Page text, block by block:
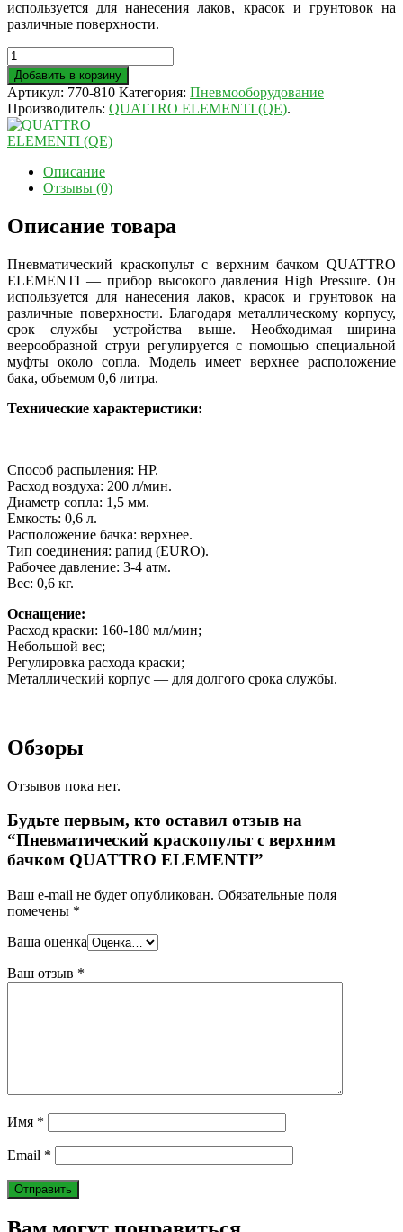
используется для нанесения лаков, красок и грунтовок на
различные поверхности.
Добавить в корзину
Артикул: 770-810 Категория: Пневмооборудование
Производитель: QUATTRO ELEMENTI (QE).
Описание
Отзывы (0)
Описание товара
Пневматический краскопульт с верхним бачком QUATTRO
ELEMENTI — прибор высокого давления High Pressure. Он
используется для нанесения лаков, красок и грунтовок на
различные поверхности. Благодаря металлическому корпусу,
срок службы устройства выше. Необходимая ширина
веерообразной струи регулируется с помощью специальной
муфты около сопла. Модель имеет верхнее расположение
бака, объемом 0,6 литра.
Технические характеристики:
Способ распыления: HP.
Расход воздуха: 200 л/мин.
Диаметр сопла: 1,5 мм.
Емкость: 0,6 л.
Расположение бачка: верхнее.
Тип соединения: рапид (EURO).
Рабочее давление: 3-4 атм.
Вес: 0,6 кг.
Оснащение:
Расход краски: 160-180 мл/мин;
Небольшой вес;
Регулировка расхода краски;
Металлический корпус — для долгого срока службы.
Обзоры
Отзывов пока нет.
Будьте первым, кто оставил отзыв на
“Пневматический краскопульт с верхним
бачком QUATTRO ELEMENTI”
Ваш e-mail не будет опубликован. Обязательные поля
помечены *
Ваша оценка
Ваш отзыв *
Имя *
Email *